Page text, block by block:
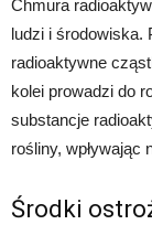
Chmura
ludzi i środowiska.
radioaktywne
kolei prowadzi do
substancje
rośliny, wpływając
Środki